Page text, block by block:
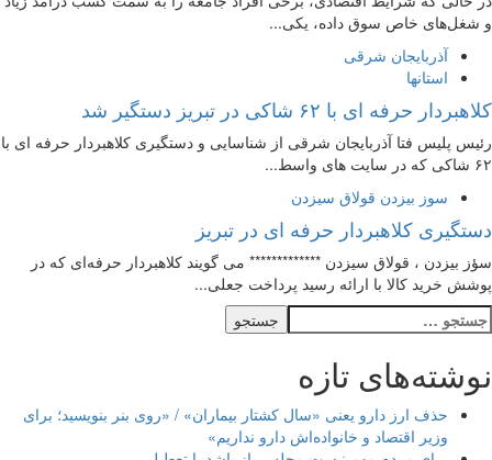
و شغل‌های خاص سوق داده، یکی...
آذربایجان شرقی
استانها
کلاهبردار حرفه ای با ۶۲ شاکی در تبریز دستگیر شد
رئیس پلیس فتا آذربایجان شرقی از شناسایی و دستگیری کلاهبردار حرفه ای با
۶۲ شاکی که در سایت های واسط...
سوز بیزدن قولاق سیزدن
دستگیری کلاهبردار حرفه ای در تبریز
سؤز بیزدن ، قولاق سیزدن ************* می گویند کلاهبردار حرفه‌ای که در
پوشش خرید کالا با ارائه رسید پرداخت جعلی...
نوشته‌های تازه
حذف ارز دارو یعنی «سال کشتار بیماران» / «روی بنر بنویسید؛ برای
وزیر اقتصاد و خانواده‌اش دارو نداریم»